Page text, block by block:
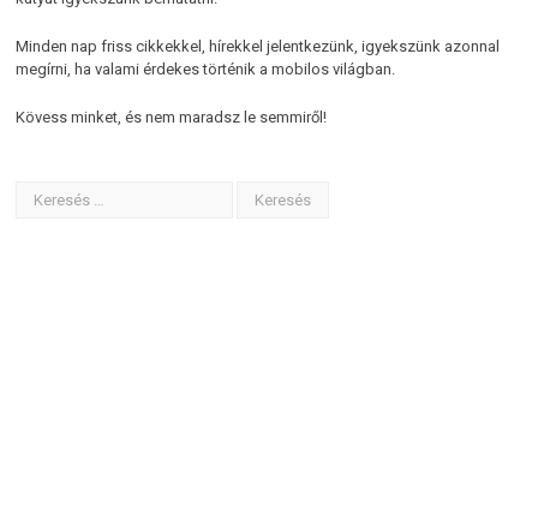
Minden nap friss cikkekkel, hírekkel jelentkezünk, igyekszünk azonnal
megírni, ha valami érdekes történik a mobilos világban.
Kövess minket, és nem maradsz le semmiről!